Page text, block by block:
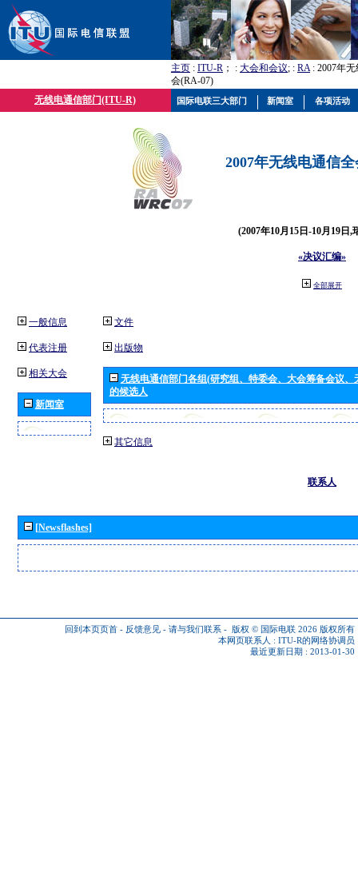
主页 : ITU-R ； : 大会和会议; : RA: 2007年
会(RA-07)
无线电通信部门(ITU-R)
2007年无线电通信
(2007年10月15日-10月19日,
«决议汇编»
全部展开
一般信息
代表注册
相关大会
新闻室
文件
出版物
无线电通信部门各组(研究组、特委会、大会筹备会议
的候选人
其它信息
联系人
[Newsflashes]
回到本页页首 - 反馈意见 - 请与我们联系 - 版权 © 国际电联 2026 版权所有
本网页联系人 : ITU-R的网络协调员
最近更新日期 : 2013-01-30
国际电联三大部门 新闻室 各项活动